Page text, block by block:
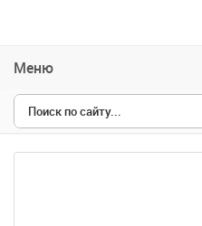
Меню